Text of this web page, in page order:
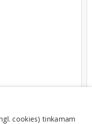
cookies) tinkamam